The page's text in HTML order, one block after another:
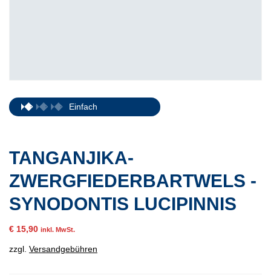
Einfach
TANGANJIKA-
ZWERGFIEDERBARTWELS -
SYNODONTIS LUCIPINNIS
€ 15,90 inkl. MwSt.
zzgl. Versandgebühren